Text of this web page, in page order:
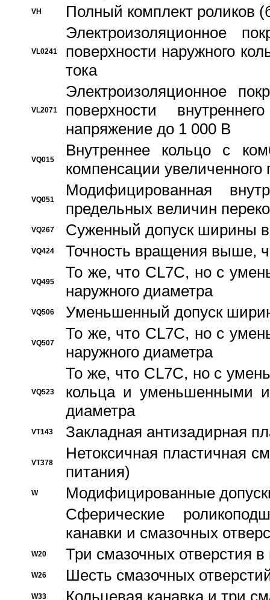
VH Полный комплект роликов
VL0241
Электроизоляционное
поверхности наружного
тока
VL2071
Электроизоляционное
поверхности
напряжение до 1 000 В
VQ015
Bнутреннее кольцо с
компенсации увеличенного
VQ051
Модифицированная
предельных величин
VQ267 Суженный допуск ширины
VQ424 Точность вращения выше,
VQ495
То же, что CL7C, но с
наружного диаметра
VQ506 Уменьшенный допуск
VQ507
То же, что CL7C, но с
наружного диаметра
VQ523
То же, что CL7C, но с
кольца и уменьшенными
диаметра
VT143 Закладная антизадирная
VT378
Нетоксичная пластичная
питания)
W
Модифицированные
Сферические
канавки и смазочных
W20 Три смазочных отверстия
W26 Шесть смазочных
W33 Кольцевая канавка и три